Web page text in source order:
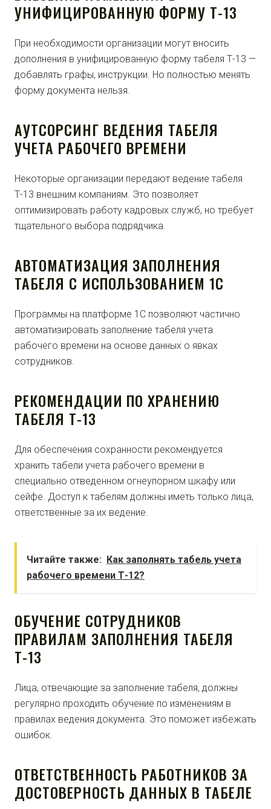
УНИФИЦИРОВАННУЮ ФОРМУ Т-13
При необходимости организации могут вносить
дополнения в унифицированную форму табеля Т-13 —
добавлять графы, инструкции. Но полностью менять
форму документа нельзя.
АУТСОРСИНГ ВЕДЕНИЯ ТАБЕЛЯ
УЧЕТА РАБОЧЕГО ВРЕМЕНИ
Некоторые организации передают ведение табеля
Т-13 внешним компаниям. Это позволяет
оптимизировать работу кадровых служб, но требует
тщательного выбора подрядчика.
АВТОМАТИЗАЦИЯ ЗАПОЛНЕНИЯ
ТАБЕЛЯ С ИСПОЛЬЗОВАНИЕМ 1С
Программы на платформе 1С позволяют частично
автоматизировать заполнение табеля учета
рабочего времени на основе данных о явках
сотрудников.
РЕКОМЕНДАЦИИ ПО ХРАНЕНИЮ
ТАБЕЛЯ Т-13
Для обеспечения сохранности рекомендуется
хранить табели учета рабочего времени в
специально отведенном огнеупорном шкафу или
сейфе. Доступ к табелям должны иметь только лица,
ответственные за их ведение.
Читайте также: Как заполнять табель учета
рабочего времени Т-12?
ОБУЧЕНИЕ СОТРУДНИКОВ
ПРАВИЛАМ ЗАПОЛНЕНИЯ ТАБЕЛЯ
Т-13
Лица, отвечающие за заполнение табеля, должны
регулярно проходить обучение по изменениям в
правилах ведения документа. Это поможет избежать
ошибок.
ОТВЕТСТВЕННОСТЬ РАБОТНИКОВ ЗА
ДОСТОВЕРНОСТЬ ДАННЫХ В ТАБЕЛЕ